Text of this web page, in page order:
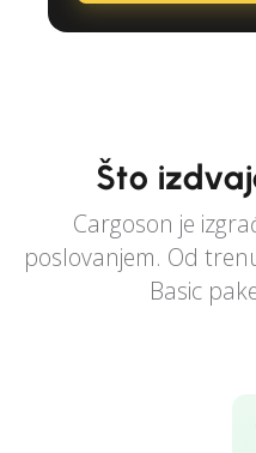
Što
Cargoson je
poslovanjem. Od
Basic